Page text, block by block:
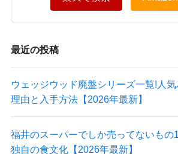
最近の投稿
ウェッジウッド廃盤シリーズ一覧!人
理由と入手方法【2026年最新】
福井のスーパーでしか売ってないもの
独自の食文化【2026年最新】